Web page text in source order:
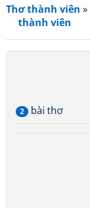
Thơ thành viên »
thành viên
2 bài thơ